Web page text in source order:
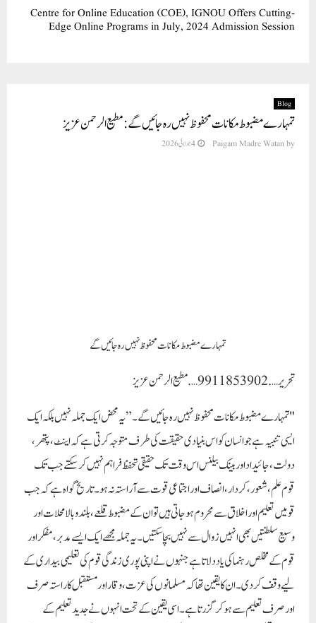
Centre for Online Education (COE), IGNOU Offers Cutting-
Edge Online Programs in July, 2024 Admission Session
Blog
تمہارے مضبوط مکانات محفوظ نہیں رہ جائیں گے : مطیع الرحمن عزیز
by
Paigam Madre Watan 4 جولائی 2026
تمہارے مضبوط مکانات محفوظ نہیں رہ جائیں گے
تحریر ….9911853902….مطیع الرحمن عزیز
"تمہارے مضبوط مکانات محفوظ نہیں رہ جائیں گے۔” یہ محض ایک جملہ نہیں بلکہ ایک
ایسی تنبیہ ہے جو انسان کو اس بنیادی حقیقت کی طرف متوجہ کرتی ہے کہ اینٹ، پتھر،
دولت، جائیداد اور بینک بیلنس اس وقت تک حقیقی تحفظ فراہم نہیں کر سکتے جب تک
قوم علم، شعور، کردار، انصاف اور اجتماعی قوت سے آراستہ نہ ہو۔ تاریخ گواہ ہے کہ جب
قومیں تعلیم اور اخلاق سے محروم ہو جاتی ہیں تو ان کے مضبوط قلعے، بلند و بالا محلات اور
وسیع سلطنتیں بھی انہیں زوال سے نہیں بچا سکتیں۔ یہ جملہ مجھے ایک ایسے مدبر، مفکر اور
قوم کے مخلص رہنما کی یاد دلاتا ہے جنہوں نے اپنی پوری زندگی قوم کی تعلیمی بیداری کے
لیے وقف کر دی۔ ان کا یقین تھا کہ مسلمانوں کی عزت، وقار اور مستقبل کا راستہ صرف
اور صرف تعلیم سے ہو کر گزرتا ہے۔ اسی یقین کے تحت انہوں نے جدید تعلیم کے